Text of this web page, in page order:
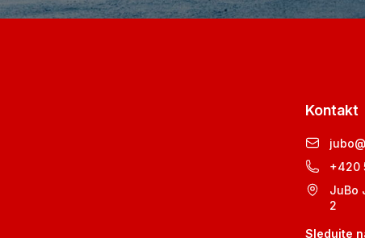
Kontakt
jubo@
+420
JuBo
2
Sledujte